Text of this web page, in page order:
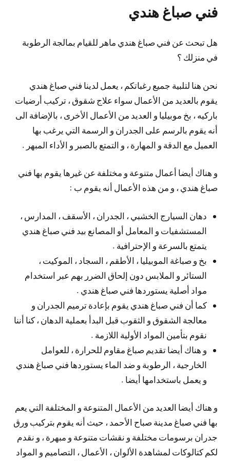
فني صباغ هندي
هل تبحث عن فني صباغ هندي ماهر للقيام بمالجة الرطوبة
في منزلك ؟
نحن هنا لتلبية جميع رغباتكم ، يعمل لدينا فني صباغ هندي
يقوم بالعديد من الأعمال سواء علاج شقوق ، تركيب أرضيات
باركيه ، بخ موبيليا و العديد من الأعمال الأخرى ، بالإضافة الى
أنه يقوم بالرسم على الجدران و الرسمة التي يرغب بها
العميل مع الدقة و المهارة ، و التمتع بالصبر و الأداء المبهر .
و هناك أيضا أعمال متنوعة و مختلفة عن غيرها يقوم بها فني
صباغ هندي ، و من هذه الأعمال أنه يقوم ب :
دهان السيارج الخشبي ، الجدران ، الأسقف ، المدارس ،
المستشفيات و المعامل أو المصانع بيد فني صباغ هندي
يتمتع بالسرعة و الإحترافية .
بخ و صباغة الموبيليا ، الأطقم ، السجاد ، الموكيت ،
الستائر و الملابس دون إلحاق الضرر بهم عبر استخدام
مواد أصلية يستوردها فني صباغ هندي .
كما أن فني صباغ هندي يقوم بإعادة ترميم الجدران و
معالجة الشقوق و الثقوب قبل البدأ بعملية الدهان ، كنا أننا
نقوم بتأمين المواد الأولية اللازمة .
و هناك أيضا تقديم صباغ مقاوم للحرارة ، للعوامل
الخارجية ، الرطوبة و ضد الماء يستوردها فني صباغ هندي
و يعمل باستخدامها أيضا .
و هناك أيضا العديد من الأعمال المتنوعة و المختلفة التي يعم
بها فني صباغ مدينة صباح الأحمد ، حيث أنه يقوم بتركيب ورق
جدران برسومات مختلفة و نقشات متنوعة و مبهرة ، و نقدم
لكم كتالوكات لمشاهدة الألوان ، الأعمال ، التصاميم و المواد